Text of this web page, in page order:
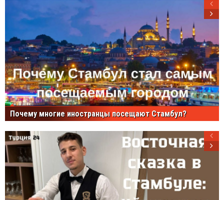
Почему многие иностранцы посещают Стамбул?